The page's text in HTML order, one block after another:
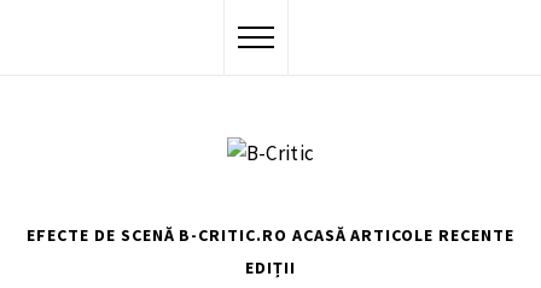
EFECTE DE SCENĂ B-CRITIC.RO ACASĂ ARTICOLE RECENTE
EDIȚII